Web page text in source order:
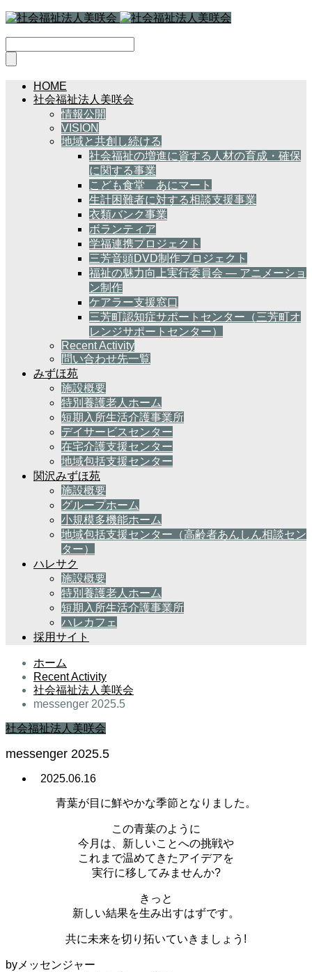
HOME
社会福祉法人美咲会
情報公開
VISION
地域と共創し続ける
社会福祉の増進に資する人材の育成・確保
に関する事業
こども食堂 あにマート
生計困難者に対する相談支援事業
衣類バンク事業
ボランティア
学福連携プロジェクト
三芳音頭DVD制作プロジェクト
福祉の魅力向上実行委員会 — アニメーショ
ン制作
ケアラー支援窓口
三芳町認知症サポートセンター（三芳町オ
レンジサポートセンター）
Recent Activity
問い合わせ先一覧
みずほ苑
施設概要
特別養護老人ホーム
短期入所生活介護事業所
デイサービスセンター
在宅介護支援センター
地域包括支援センター
関沢みずほ苑
施設概要
グループホーム
小規模多機能ホーム
地域包括支援センター（高齢者あんしん相談セン
ター）
ハレサク
施設概要
特別養護老人ホーム
短期入所生活介護事業所
ハレカフェ
採用サイト
ホーム
Recent Activity
社会福祉法人美咲会
messenger 2025.5
社会福祉法人美咲会
messenger 2025.5
2025.06.16
青葉が目に鮮やかな季節となりました。
この青葉のように
今月は、新しいことへの挑戦や
これまで温めてきたアイデアを
実行に移してみませんか?
きっと
新しい結果を生み出すはずです。
共に未来を切り拓いていきましょう!
byメッセンジャー